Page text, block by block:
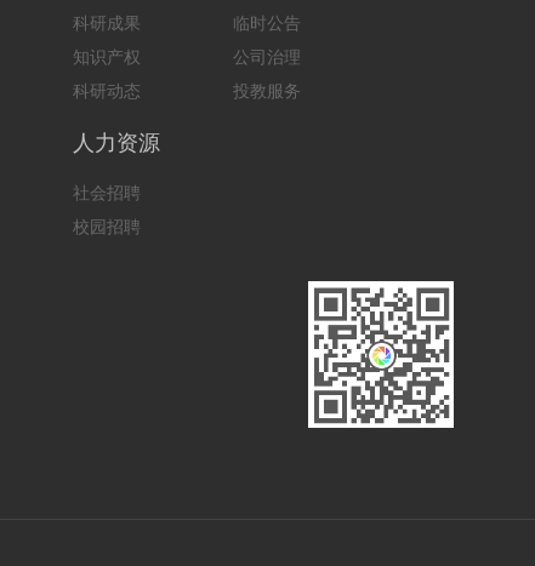
科研成果
知识产权
科研动态
临时公告
公司治理
投教服务
人力资源
社会招聘
校园招聘